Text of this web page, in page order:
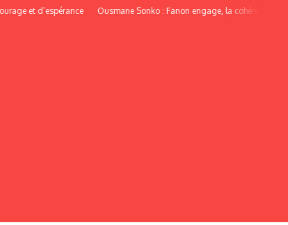
et d’espérance Ousmane Sonko : Fanon engage, la cohérence oblige